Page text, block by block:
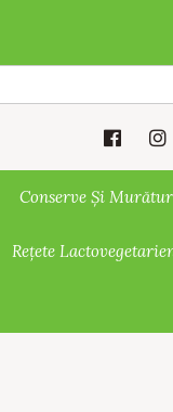
Conserve Și
Rețete